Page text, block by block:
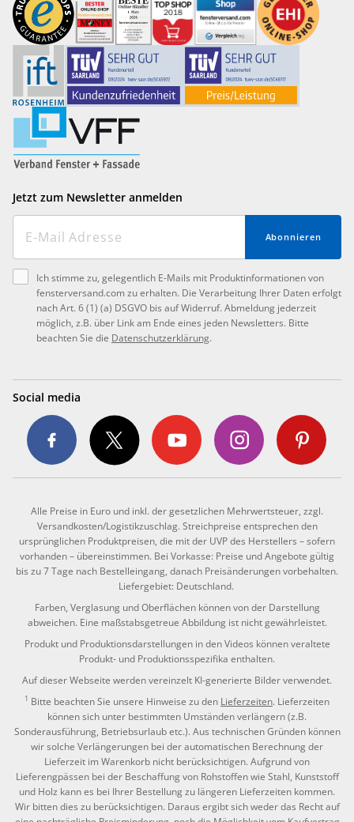
Jetzt zum Newsletter anmelden
Abonnieren
Ich stimme zu, gelegentlich E-Mails mit Produktinformationen von
fensterversand.com zu erhalten. Die Verarbeitung Ihrer Daten erfolgt
nach Art. 6 (1) (a) DSGVO bis auf Widerruf. Abmeldung jederzeit
möglich, z.B. über Link am Ende eines jeden Newsletters. Bitte
beachten Sie die Datenschutzerklärung.
Social media
Alle Preise in Euro und inkl. der gesetzlichen Mehrwertsteuer, zzgl.
Versandkosten/Logistikzuschlag. Streichpreise entsprechen den
ursprünglichen Produktpreisen, die mit der UVP des Herstellers – sofern
vorhanden – übereinstimmen. Bei Vorkasse: Preise und Angebote gültig
bis zu 7 Tage nach Bestelleingang, danach Preisänderungen vorbehalten.
Liefergebiet: Deutschland.
Farben, Verglasung und Oberflächen können von der Darstellung
abweichen. Eine maßstabsgetreue Abbildung ist nicht gewährleistet.
Produkt und Produktionsdarstellungen in den Videos können veraltete
Produkt- und Produktionsspezifika enthalten.
Auf dieser Webseite werden vereinzelt KI-generierte Bilder verwendet.
1 Bitte beachten Sie unsere Hinweise zu den Lieferzeiten. Lieferzeiten
können sich unter bestimmten Umständen verlängern (z.B.
Sonderausführung, Betriebsurlaub etc.). Aus technischen Gründen können
wir solche Verlängerungen bei der automatischen Berechnung der
Lieferzeit im Warenkorb nicht berücksichtigen. Aufgrund von
Lieferengpässen bei der Beschaffung von Rohstoffen wie Stahl, Kunststoff
und Holz kann es bei Ihrer Bestellung zu längeren Lieferzeiten kommen.
Wir bitten dies zu berücksichtigen. Daraus ergibt sich weder das Recht auf